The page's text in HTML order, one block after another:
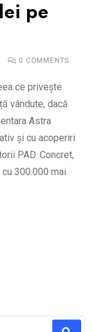
pe
0 COMMENTS
ce privește
vândute, dacă
Astra
și cu acoperiri
PAD. Concret,
300.000 mai